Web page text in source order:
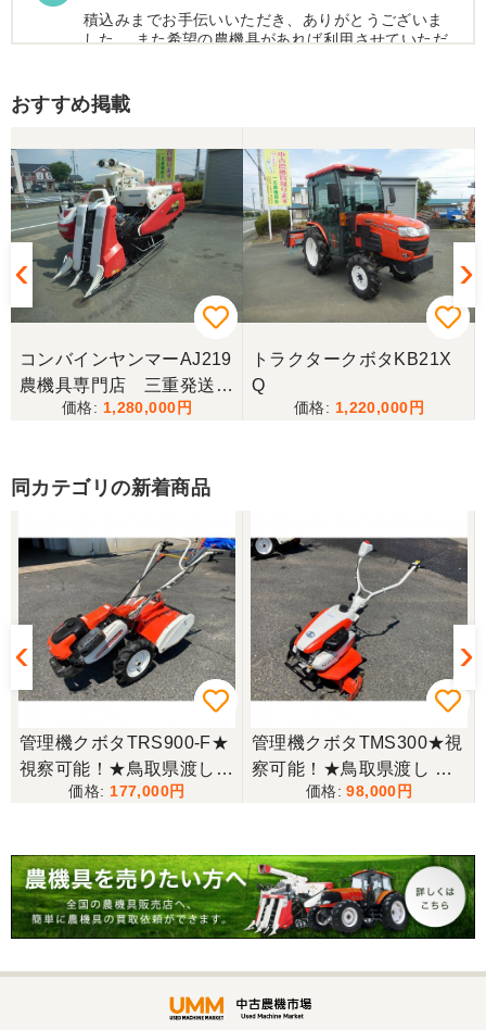
積込みまでお手伝いいただき、ありがとうございま
した。 また希望の農機具があれば利用させていただ
この度はお世話になりました。また、機会があれば
よろしくお願いします。
三重県／ユウスケ
購入から引き取りまでスムーズでした。ありがとう
ございました。
三重県／
当方の要望に対して、素早く対応していただき感謝
スタッフの鈴木さんが親切で機械に詳しく 丁寧にご
対応頂きました。 ありがとう！ 少し距離はあります
が、今後も農機具を買う際はのうき屋さんを利用し
ようと思います。
三重県／miraisann
写真と現物が違いすぎる
三重県／谷本勝美
こちらの、対応も、よく、大変、満足、です。
三重県／谷本勝美
こちらの、対応、も、よくして、くれました。
対応も、よくしてくれました、有難うございまし
おすすめ掲載
コンバインヤンマーAJ219
農機具専門店 三重発送整
備済み
1,280,000
トラクタークボタKB21X
Q
1,220,000
同カテゴリの新着商品
管理機クボタTRS900-F★
視察可能！★鳥取県渡し
クボタ 管理機 TRS900-F
現状渡し【P11485814】
177,000
管理機クボタTMS300★視
察可能！★鳥取県渡し ク
ボタ 管理機 TMS300 ガソ
渡し【P11485817】
98,000